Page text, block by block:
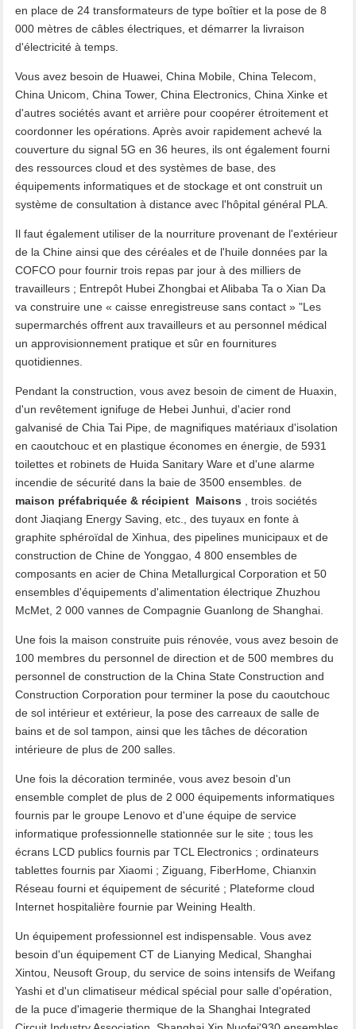
en place de 24 transformateurs de type boîtier et la pose de 8
000 mètres de câbles électriques, et démarrer la livraison
d'électricité à temps.
Vous avez besoin de Huawei, China Mobile, China Telecom,
China Unicom, China Tower, China Electronics, China Xinke et
d'autres sociétés avant et arrière pour coopérer étroitement et
coordonner les opérations. Après avoir rapidement achevé la
couverture du signal 5G en 36 heures, ils ont également fourni
des ressources cloud et des systèmes de base, des
équipements informatiques et de stockage et ont construit un
système de consultation à distance avec l'hôpital général PLA.
Il faut également utiliser de la nourriture provenant de l'extérieur
de la Chine ainsi que des céréales et de l'huile données par la
COFCO pour fournir trois repas par jour à des milliers de
travailleurs ; Entrepôt Hubei Zhongbai et AlibabaTao Xian Da
va construire une « caisse enregistreuse sans contact » "Les
supermarchés offrent aux travailleurs et au personnel médical
un approvisionnement pratique et sûr en fournitures
quotidiennes.
Pendant la construction, vous avez besoin de ciment de Huaxin,
d'un revêtement ignifuge de Hebei Junhui, d'acier rond
galvanisé de Chia Tai Pipe, de magnifiques matériaux d'isolation
en caoutchouc et en plastique économes en énergie, de 5931
toilettes et robinets de Huida Sanitary Ware et d'une alarme
incendie de sécurité dans la baie de 3500 ensembles. de
maison préfabriquée& récipient Maisons , trois sociétés
dont Jiaqiang Energy Saving, etc., des tuyaux en fonte à
graphite sphéroïdal de Xinhua, des pipelines municipaux et de
construction de Chine de Yonggao, 4 800 ensembles de
composants en acier de China Metallurgical Corporation et 50
ensembles d'équipements d'alimentation électrique Zhuzhou
McMet, 2 000 vannes de Compagnie Guanlong de Shanghai.
Une fois la maison construite puis rénovée, vous avez besoin de
100 membres du personnel de direction et de 500 membres du
personnel de construction de la China State Construction and
Construction Corporation pour terminer la pose du caoutchouc
de sol intérieur et extérieur, la pose des carreaux de salle de
bains et de sol tampon, ainsi que les tâches de décoration
intérieure de plus de 200 salles.
Une fois la décoration terminée, vous avez besoin d'un
ensemble complet de plus de 2 000 équipements informatiques
fournis par le groupe Lenovo et d'une équipe de service
informatique professionnelle stationnée sur le site ; tous les
écrans LCD publics fournis par TCL Electronics ; ordinateurs
tablettes fournis par Xiaomi ; Ziguang, FiberHome, Chianxin
Réseau fourni et équipement de sécurité ; Plateforme cloud
Internet hospitalière fournie par Weining Health.
Un équipement professionnel est indispensable. Vous avez
besoin d'un équipement CT de Lianying Medical, Shanghai
Xintou, Neusoft Group, du service de soins intensifs de Weifang
Yashi et d'un climatiseur médical spécial pour salle d'opération,
de la puce d'imagerie thermique de la Shanghai Integrated